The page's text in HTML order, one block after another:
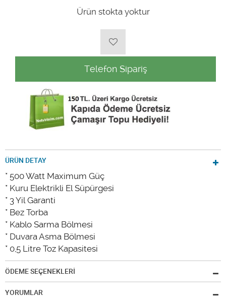
Ürün stokta yoktur
Telefon Sipariş
ÜRÜN DETAY
* 500 Watt Maximum Güç
* Kuru Elektrikli El Süpürgesi
* 3 Yil Garanti
* Bez Torba
* Kablo Sarma Bölmesi
* Duvara Asma Bölmesi
* 0,5 Litre Toz Kapasitesi
ÖDEME SEÇENEKLERİ
YORUMLAR